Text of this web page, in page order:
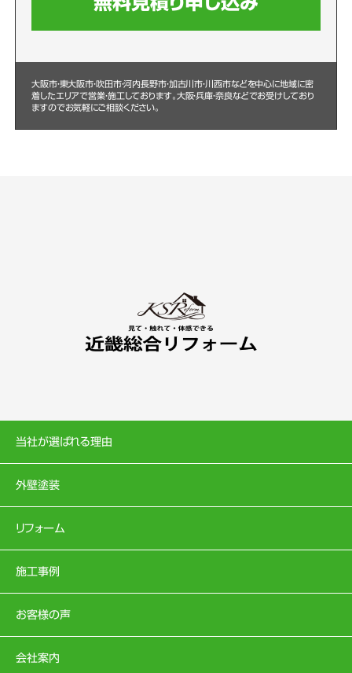
大阪市・東大阪市・吹田市・河内長野市・加古川市・川西市などを中心に地域に密
着したエリアで営業・施工しております。大阪・兵庫・奈良などでお受けしており
ますのでお気軽にご相談ください。
当社が選ばれる理由
外壁塗装
リフォーム
施工事例
お客様の声
会社案内